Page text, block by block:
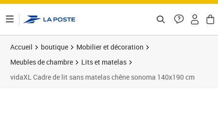
Accueil boutique
Mobilier et décoration
Meubles de chambre
Lits et matelas
vidaXL Cadre de lit sans matelas chêne sonoma 140x190 cm